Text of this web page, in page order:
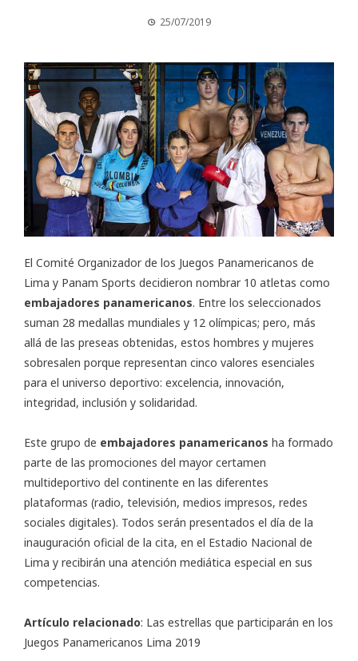
25/07/2019
El Comité Organizador de los Juegos Panamericanos de
Lima y Panam Sports decidieron nombrar 10 atletas como
embajadores panamericanos. Entre los seleccionados
suman 28 medallas mundiales y 12 olímpicas; pero, más
allá de las preseas obtenidas, estos hombres y mujeres
sobresalen porque representan cinco valores esenciales
para el universo deportivo: excelencia, innovación,
integridad, inclusión y solidaridad.
Este grupo de embajadores panamericanos ha formado
parte de las promociones del mayor certamen
multideportivo del continente en las diferentes
plataformas (radio, televisión, medios impresos, redes
sociales digitales). Todos serán presentados el día de la
inauguración oficial de la cita, en el Estadio Nacional de
Lima y recibirán una atención mediática especial en sus
competencias.
Artículo relacionado: Las estrellas que participarán en los
Juegos Panamericanos Lima 2019